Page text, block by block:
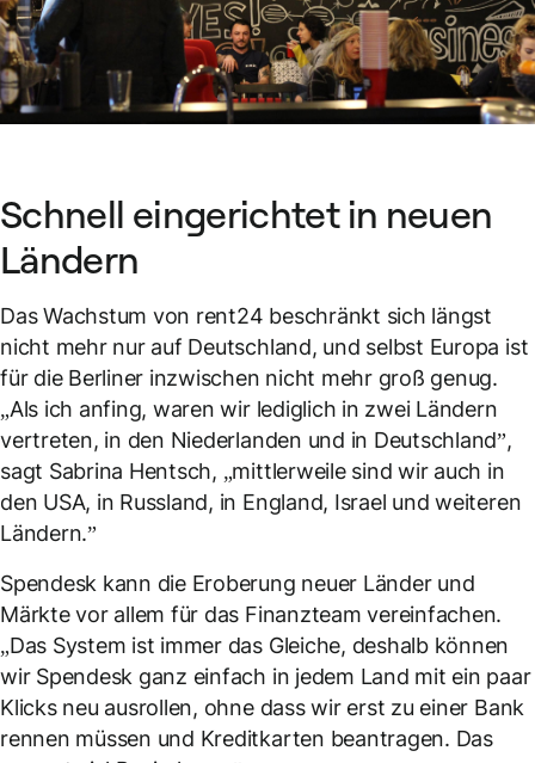
Schnell eingerichtet in neuen
Ländern
Das Wachstum von rent24 beschränkt sich längst
nicht mehr nur auf Deutschland, und selbst Europa ist
für die Berliner inzwischen nicht mehr groß genug.
„Als ich anfing, waren wir lediglich in zwei Ländern
vertreten, in den Niederlanden und in Deutschland”,
sagt Sabrina Hentsch, „mittlerweile sind wir auch in
den USA, in Russland, in England, Israel und weiteren
Ländern.”
Spendesk kann die Eroberung neuer Länder und
Märkte vor allem für das Finanzteam vereinfachen.
„Das System ist immer das Gleiche, deshalb können
wir Spendesk ganz einfach in jedem Land mit ein paar
Klicks neu ausrollen, ohne dass wir erst zu einer Bank
rennen müssen und Kreditkarten beantragen. Das